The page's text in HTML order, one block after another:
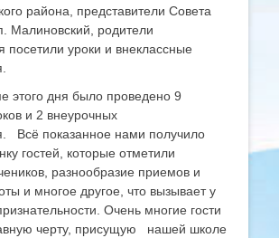
района, представители Совета
Малиновский, родители
посетили уроки и внеклассные
этого дня было проведено 9
и 2 внеурочных
Всё показанное нами получило
гостей, которые отметили
разнообразие приемов и
и многое другое, что вызывает у
Очень многие гости
черту, присущую нашей школе